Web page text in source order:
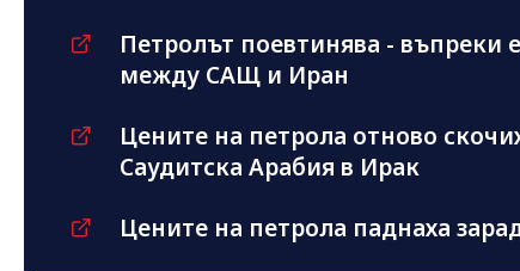
Петролът поевтинява - въпреки
между САЩ и Иран
Цените на петрола отново
Саудитска Арабия в Ирак
Цените на петрола паднаха